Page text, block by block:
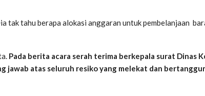
tak tahu berapa alokasi anggaran untuk pembelanjaan
Pada berita acara serah terima berkepala surat Dinas
jawab atas seluruh resiko yang melekat dan